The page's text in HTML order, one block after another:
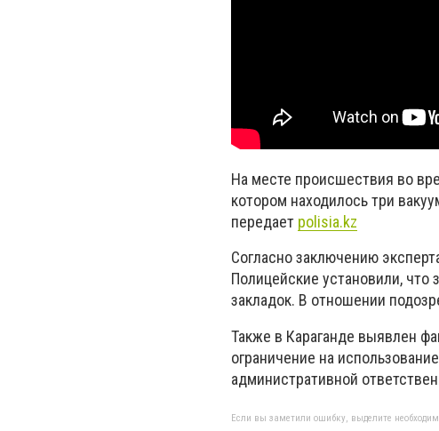
На месте происшествия во
котором находилось три
передает polisia.kz
Согласно заключению
Полицейские установили,
закладок. В отношении
Также в Караганде выявлен
ограничение на
административной
Если вы заметили ошибку, выделите